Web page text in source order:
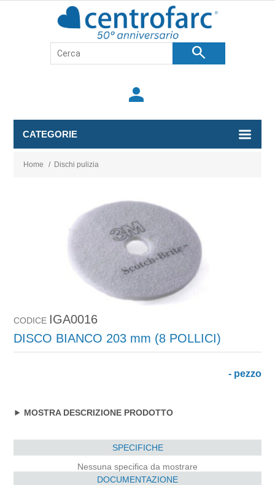
search
person
CATEGORIE
Home / Dischi pulizia
CODICE IGA0016
DISCO BIANCO 203 mm (8 POLLICI)
- pezzo
MOSTRA DESCRIZIONE PRODOTTO
SPECIFICHE
Nessuna specifica da mostrare
DOCUMENTAZIONE